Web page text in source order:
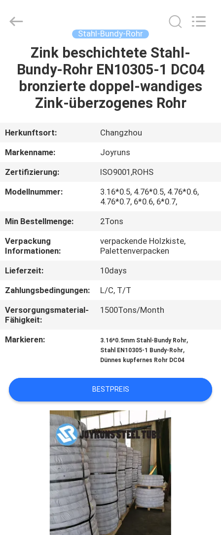
HAUS
PRODUKTE
US
AUSFLUG
TRETEN
MIT
UNS
IN
VERBINDUNG
SIE
EIN
ZITAT
SEITENVERZEICHNIS
DATENSCHUTZ-
BESTIMMUNGEN
Tube
Stahl-Bundy-Rohr
Zink beschichtete Stahl-
Bundy-Rohr EN10305-1 DC04
bronzierte doppel-wandiges
Zink-überzogenes Rohr
Herkunftsort:
Changzhou
Markenname:
Joyruns
Zertifizierung:
ISO9001,ROHS
Modellnummer:
3.16*0.5, 4.76*0.5, 4.76*0.6,
4.76*0.7, 6*0.6, 6*0.7,
Min Bestellmenge:
2Tons
Verpackung
Informationen:
verpackende Holzkiste,
Palettenverpacken
Lieferzeit:
10days
Zahlungsbedingungen:
L/C, T/T
Versorgungsmaterial-
Fähigkeit:
1500Tons/Month
Markieren: 3.16*0.5mm Stahl-Bundy Rohr,
Stahl EN10305-1 Bundy-Rohr,
Dünnes kupfernes Rohr DC04
BESTPREIS